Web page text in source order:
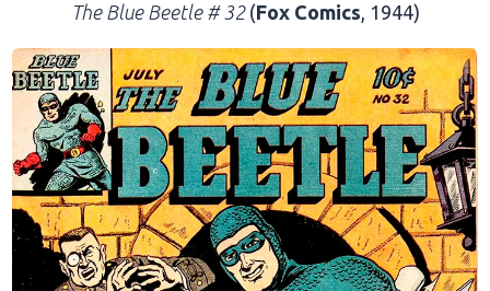
The Blue Beetle # 32(Fox Comics, 1944)